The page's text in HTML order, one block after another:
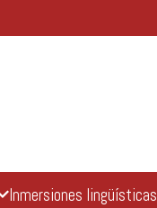
Inmersiones lingüísticas